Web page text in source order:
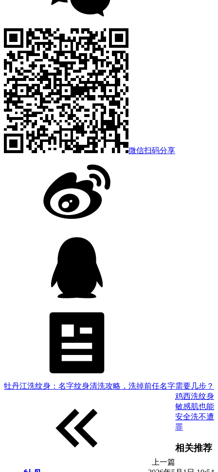
微信扫码分享
牡丹江洗纹身：名字纹身清洗攻略，洗掉前任名字需要几步？
上一篇
鸡西洗纹身
敏感肌也能
安全洗不遭
罪
相关推荐